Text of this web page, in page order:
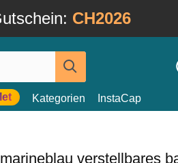
CH2026
Kategorien InstaCap
verstellbares